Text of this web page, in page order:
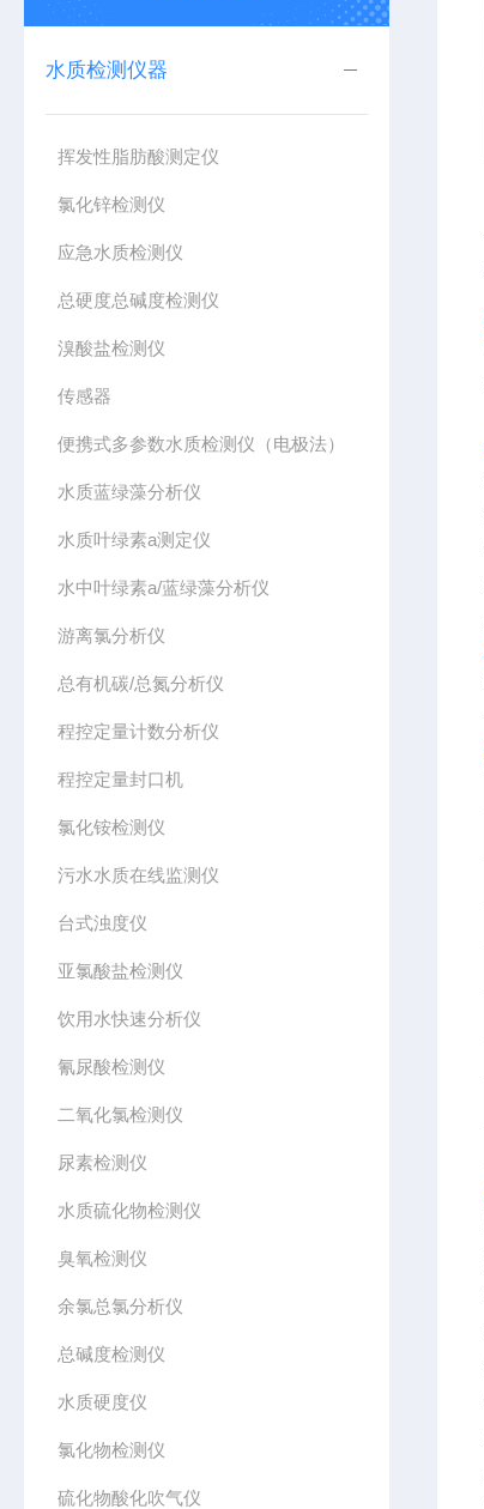
水质检测仪器
挥发性脂肪酸测定仪
氯化锌检测仪
应急水质检测仪
总硬度总碱度检测仪
溴酸盐检测仪
传感器
便携式多参数水质检测仪（电极法）
水质蓝绿藻分析仪
水质叶绿素a测定仪
水中叶绿素a/蓝绿藻分析仪
游离氯分析仪
总有机碳/总氮分析仪
程控定量计数分析仪
程控定量封口机
氯化铵检测仪
污水水质在线监测仪
台式浊度仪
亚氯酸盐检测仪
饮用水快速分析仪
氰尿酸检测仪
二氧化氯检测仪
尿素检测仪
水质硫化物检测仪
臭氧检测仪
余氯总氯分析仪
总碱度检测仪
水质硬度仪
氯化物检测仪
硫化物酸化吹气仪